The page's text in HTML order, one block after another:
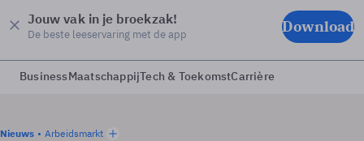
Jouw vak in je broekzak!
De beste leeservaring met de app Download
BusinessMaatschappijTech & ToekomstCarrière
Nieuws
Arbeidsmarkt